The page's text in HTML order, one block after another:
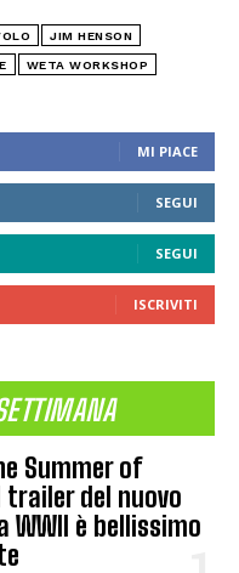
MI PIACE
SEGUI
SEGUI
ISCRIVITI
Summer of
trailer del nuovo
WWII è bellissimo
JIM HENSON
WETA WORKSHOP